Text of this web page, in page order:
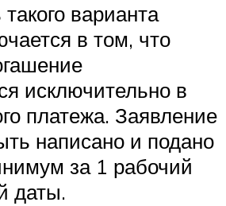
варианта
в том, что
исключительно в
платежа. Заявление
написано и подано
за 1 рабочий
даты.